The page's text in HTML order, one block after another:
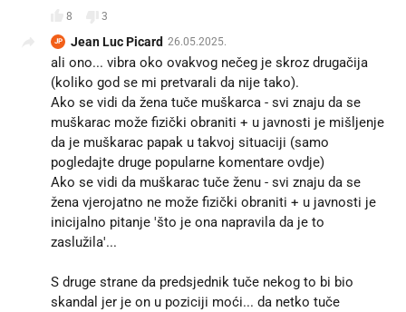
8 3
JP Jean Luc Picard 26.05.2025.
ali ono... vibra oko ovakvog nečeg je skroz drugačija
(koliko god se mi pretvarali da nije tako).
Ako se vidi da žena tuče muškarca - svi znaju da se
muškarac može fizički obraniti + u javnosti je mišljenje
da je muškarac papak u takvoj situaciji (samo
pogledajte druge popularne komentare ovdje)
Ako se vidi da muškarac tuče ženu - svi znaju da se
žena vjerojatno ne može fizički obraniti + u javnosti je
inicijalno pitanje 'što je ona napravila da je to
zaslužila'...
S druge strane da predsjednik tuče nekog to bi bio
skandal jer je on u poziciji moći... da netko tuče